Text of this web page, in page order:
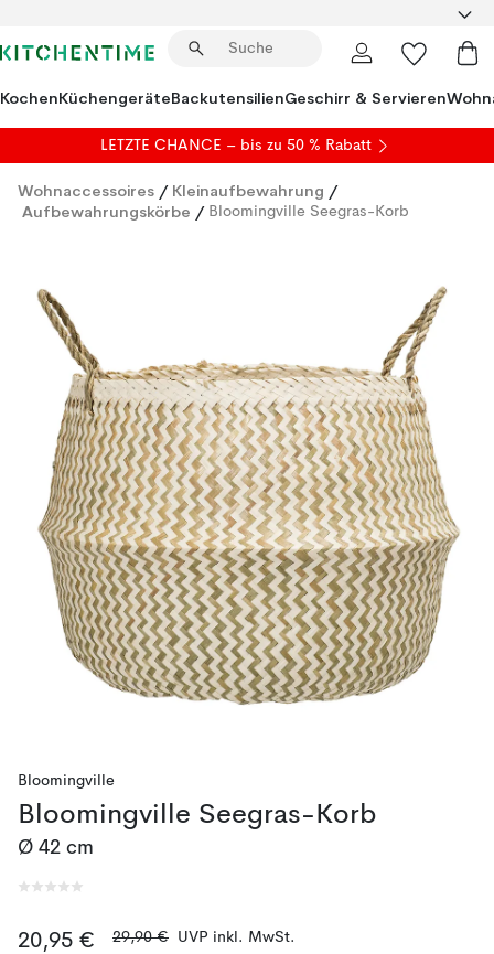
KochenKüchengeräteBackutensilienGeschirr & Servieren
LETZTE CHANCE – bis zu 50 % Rabatt
Wohnaccessoires / Kleinaufbewahrung /
Aufbewahrungskörbe / Bloomingville Seegras-Korb
Bloomingville
Bloomingville Seegras-Korb
Ø 42 cm
20,95 € 29,90 € UVP inkl. MwSt.